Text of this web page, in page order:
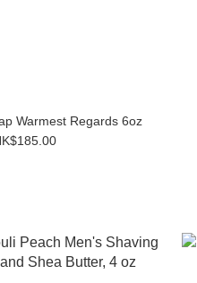
Moon Shave Soap Warmest Regards 6oz